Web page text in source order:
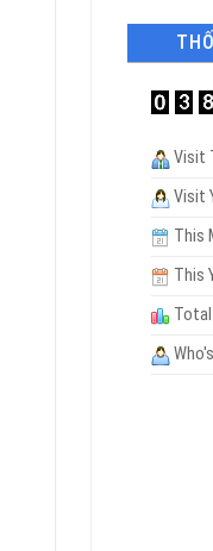
Visit
Visit
This
This
Total